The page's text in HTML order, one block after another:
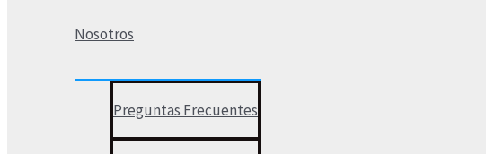
Nosotros
Preguntas Frecuentes